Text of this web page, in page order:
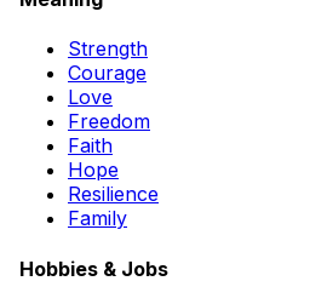
Strength
Courage
Love
Freedom
Faith
Hope
Resilience
Family
Hobbies & Jobs